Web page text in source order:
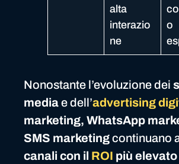
alta
interazio
ne
o
Nonostante l’evoluzione dei
mediae dell’advertising
marketing, WhatsApp
SMS marketingcontinuano
canali con il ROI più elevato